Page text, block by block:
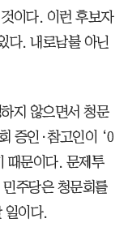
이다. 이런 후보자
다. 내로남불 아닌
지 않으면서 청문
증인·참고인이 ‘0
때문이다. 문제투
주당은 청문회를
일이다.